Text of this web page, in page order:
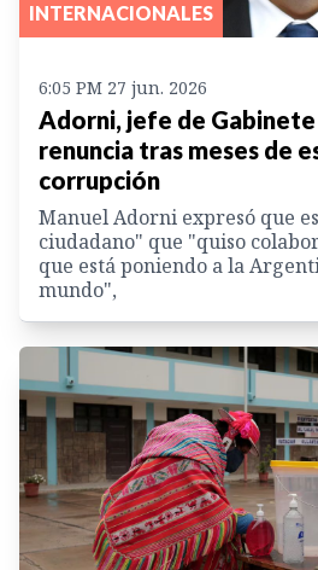
INTERNACIONALES
6:05 PM 27 jun. 2026
Adorni, jefe de
renuncia tras meses de
corrupción
Manuel Adorni expresó que
ciudadano" que "quiso
que está poniendo a la
mundo",